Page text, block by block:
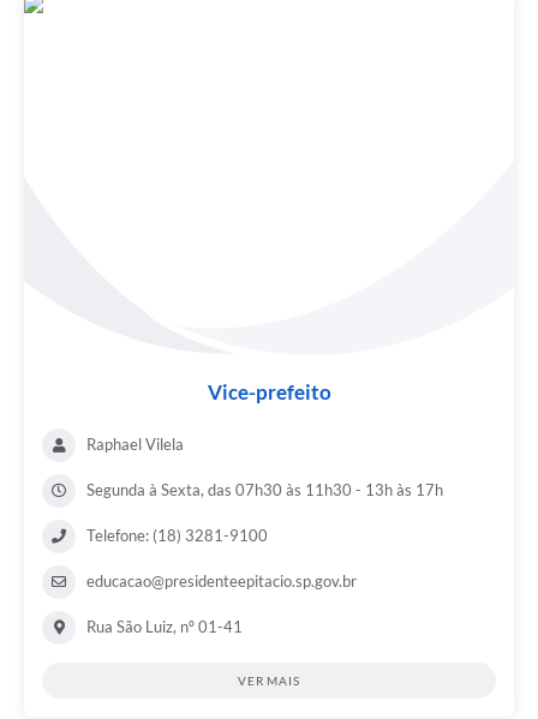
Vice-prefeito
Raphael Vilela
Segunda à Sexta, das 07h30 às 11h30 - 13h às 17h
Telefone: (18) 3281-9100
educacao@presidenteepitacio.sp.gov.br
Rua São Luiz, nº 01-41
VER MAIS